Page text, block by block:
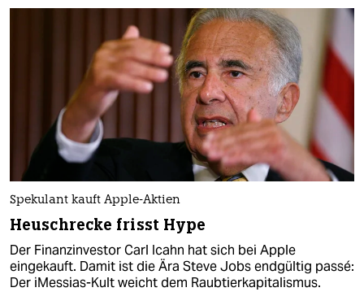
Spekulant kauft Apple-Aktien
Heuschrecke frisst Hype
Der Finanzinvestor Carl Icahn hat sich bei Apple
eingekauft. Damit ist die Ära Steve Jobs endgültig passé:
Der iMessias-Kult weicht dem Raubtierkapitalismus.